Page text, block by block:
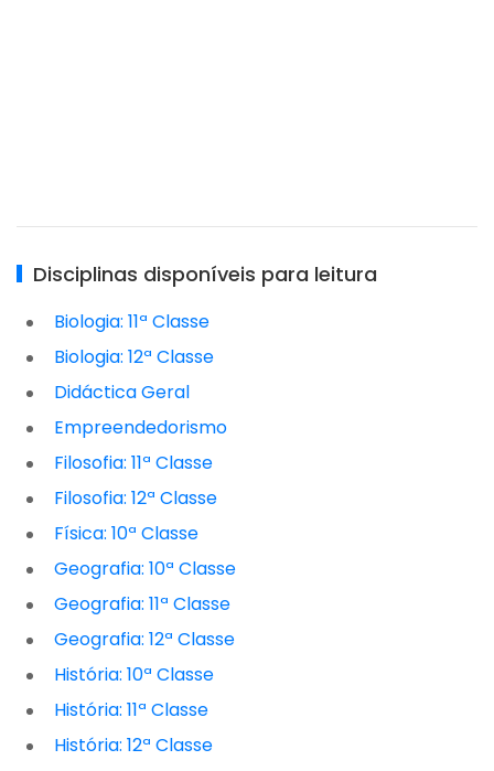
Disciplinas disponíveis para leitura
Biologia: 11ª Classe
Biologia: 12ª Classe
Didáctica Geral
Empreendedorismo
Filosofia: 11ª Classe
Filosofia: 12ª Classe
Física: 10ª Classe
Geografia: 10ª Classe
Geografia: 11ª Classe
Geografia: 12ª Classe
História: 10ª Classe
História: 11ª Classe
História: 12ª Classe